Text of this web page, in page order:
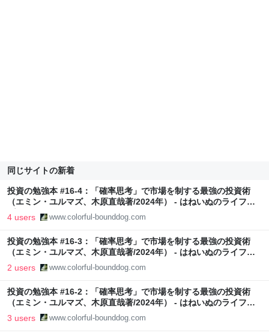
同じサイトの新着
投資の勉強本 #16-4：「確率思考」で市場を制する最強の投資術
（エミン・ユルマズ、木原直哉著/2024年） - はねいぬのライフロ
グ
4 users www.colorful-bounddog.com
投資の勉強本 #16-3：「確率思考」で市場を制する最強の投資術
（エミン・ユルマズ、木原直哉著/2024年） - はねいぬのライフロ
グ
2 users www.colorful-bounddog.com
投資の勉強本 #16-2：「確率思考」で市場を制する最強の投資術
（エミン・ユルマズ、木原直哉著/2024年） - はねいぬのライフロ
グ
3 users www.colorful-bounddog.com